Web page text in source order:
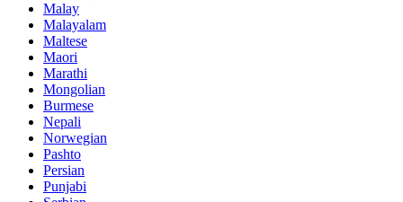
Malay
Malayalam
Maltese
Maori
Marathi
Mongolian
Burmese
Nepali
Norwegian
Pashto
Persian
Punjabi